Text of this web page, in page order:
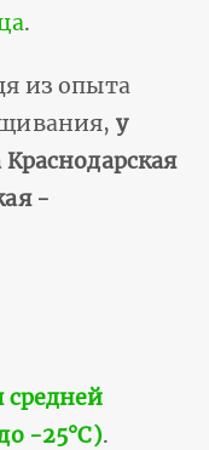
.
из опыта
у
Краснодарская
-
средней
-25°С).